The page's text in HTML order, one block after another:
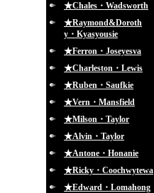
★Chales・Wadsworth
★Raymond&Doroth
y・Kyasyousie
★Ferron・Joseyesva
★Charleston・Lewis
★Ruben・Saufkie
★Vern・Mansfield
★Milson・Taylor
★Alvin・Taylor
★Antone・Honanie
★Ricky・Coochwytewa
★Edward・Lomahong